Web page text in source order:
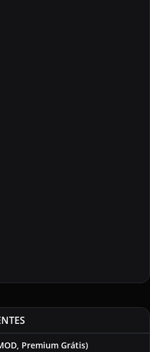
Premium Grátis)